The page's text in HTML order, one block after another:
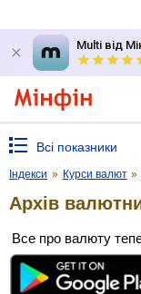
Multi від
Всі показники
Індекси » Курси валют »
Архів
Все про валюту